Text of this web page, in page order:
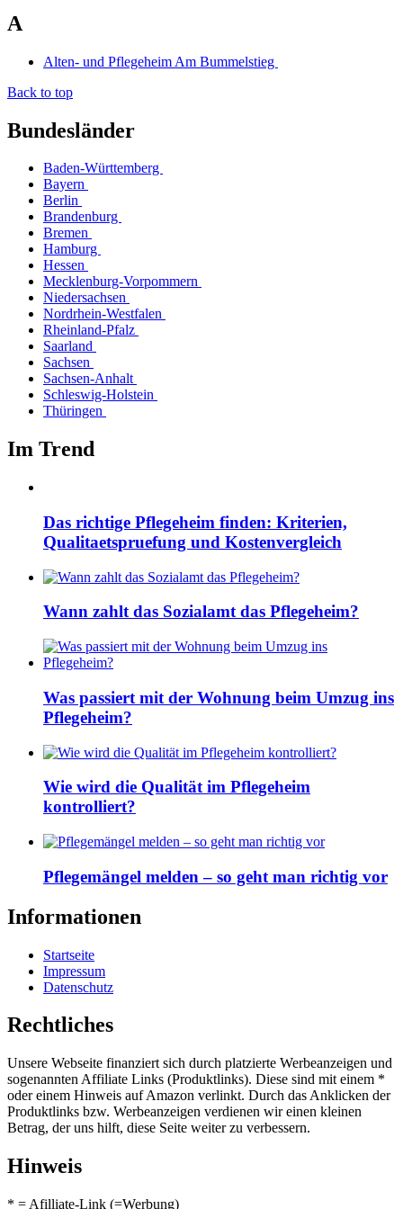
A
Alten- und Pflegeheim Am Bummelstieg
Back to top
Bundesländer
Baden-Württemberg
Bayern
Berlin
Brandenburg
Bremen
Hamburg
Hessen
Mecklenburg-Vorpommern
Niedersachsen
Nordrhein-Westfalen
Rheinland-Pfalz
Saarland
Sachsen
Sachsen-Anhalt
Schleswig-Holstein
Thüringen
Im Trend
Das richtige Pflegeheim finden: Kriterien,
Qualitaetspruefung und Kostenvergleich
Wann zahlt das Sozialamt das Pflegeheim?
Was passiert mit der Wohnung beim Umzug ins
Pflegeheim?
Wie wird die Qualität im Pflegeheim
kontrolliert?
Pflegemängel melden – so geht man richtig vor
Informationen
Startseite
Impressum
Datenschutz
Rechtliches
Unsere Webseite finanziert sich durch platzierte Werbeanzeigen und
sogenannten Affiliate Links (Produktlinks). Diese sind mit einem *
oder einem Hinweis auf Amazon verlinkt. Durch das Anklicken der
Produktlinks bzw. Werbeanzeigen verdienen wir einen kleinen
Betrag, der uns hilft, diese Seite weiter zu verbessern.
Hinweis
* = Afilliate-Link (=Werbung)